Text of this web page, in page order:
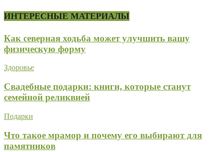
ИНТЕРЕСНЫЕ МАТЕРИАЛЫ
Как северная ходьба может улучшить вашу
физическую форму
Здоровье
Свадебные подарки: книги, которые станут
семейной реликвией
Подарки
Что такое мрамор и почему его выбирают для
памятников